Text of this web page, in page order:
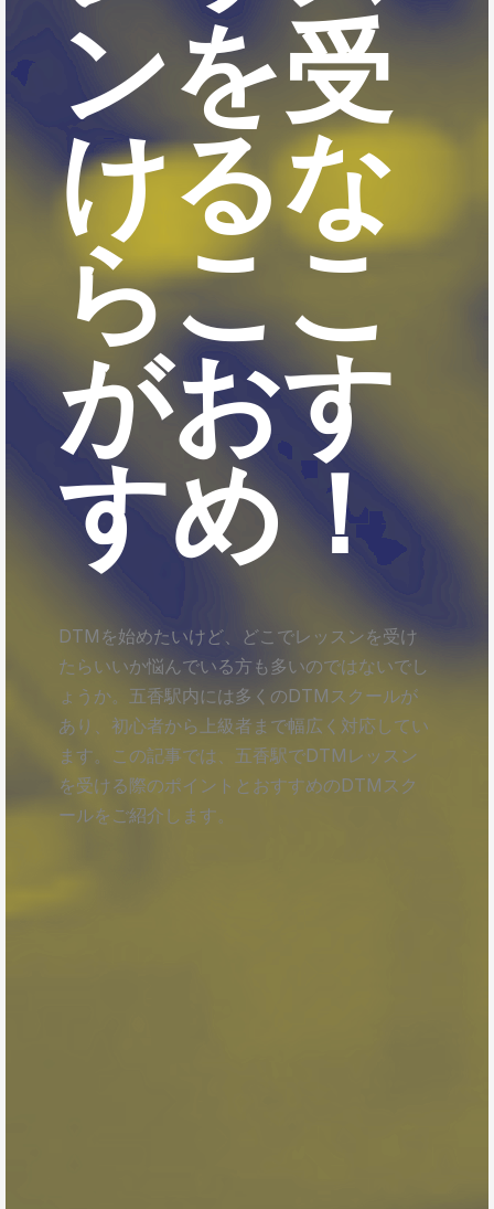
ンを受
けるな
らここ
がおす
すめ！
DTMを始めたいけど、どこでレッスンを受け
たらいいか悩んでいる方も多いのではないでし
ょうか。五香駅内には多くのDTMスクールが
あり、初心者から上級者まで幅広く対応してい
ます。この記事では、五香駅でDTMレッスン
を受ける際のポイントとおすすめのDTMスク
ールをご紹介します。